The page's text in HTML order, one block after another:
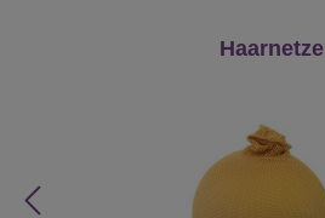
Produktgalerie überspringen
Haarnetze